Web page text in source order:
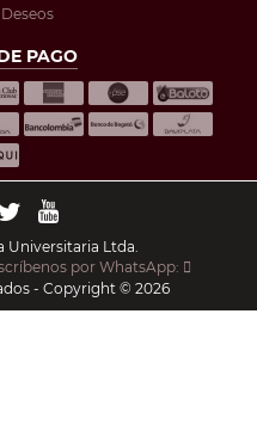
PAGO
Universitaria Ltda.
por WhatsApp:
- Copyright © 2026